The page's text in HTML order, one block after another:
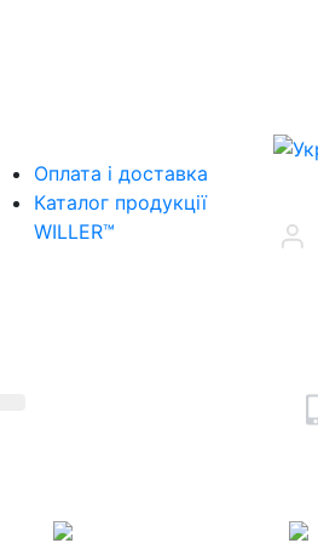
Оплата і доставка
Каталог продукції
WILLER™